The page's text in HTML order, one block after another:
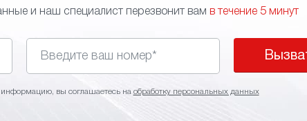
и наш специалист перезвонит вам в течение 5 минут
информацию, вы соглашаетесь на обработку персональных данных